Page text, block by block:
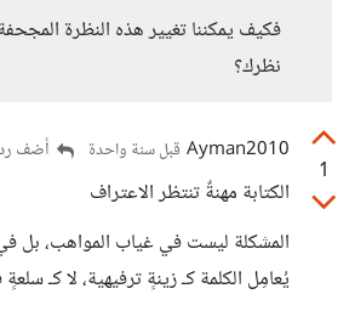
فكيف يمكننا تغيير هذه النظرة
نظرك؟
1
Ayman2010 قبل سنة واحدة أضف
الكتابة مهنةٌ تنتظر الاعتراف
المشكلة ليست في غياب المواهب، بل
يُعامِل الكلمة كـ زينةٍ ترفيهية، لا كـ